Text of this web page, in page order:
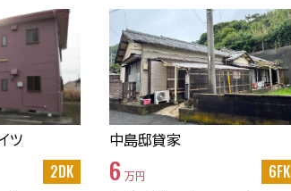
ツ
2DK
中島邸貸家
6 万円 6FK